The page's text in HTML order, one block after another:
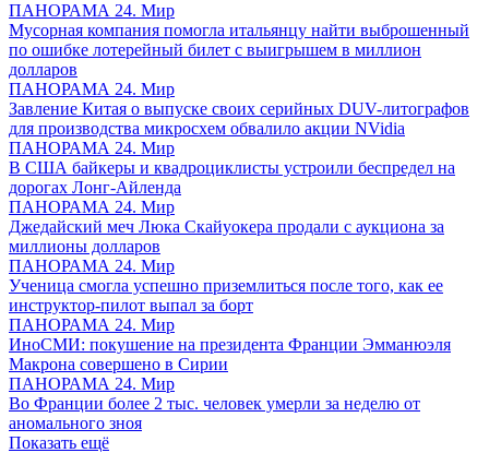
ПАНОРАМА 24. Мир
Мусорная компания помогла итальянцу найти выброшенный
по ошибке лотерейный билет с выигрышем в миллион
долларов
ПАНОРАМА 24. Мир
Завление Китая о выпуске своих серийных DUV-литографов
для производства микросхем обвалило акции NVidia
ПАНОРАМА 24. Мир
В США байкеры и квадроциклисты устроили беспредел на
дорогах Лонг-Айленда
ПАНОРАМА 24. Мир
Джедайский меч Люка Скайуокера продали с аукциона за
миллионы долларов
ПАНОРАМА 24. Мир
Ученица смогла успешно приземлиться после того, как ее
инструктор-пилот выпал за борт
ПАНОРАМА 24. Мир
ИноСМИ: покушение на президента Франции Эмманюэля
Макрона совершено в Сирии
ПАНОРАМА 24. Мир
Во Франции более 2 тыс. человек умерли за неделю от
аномального зноя
Показать ещё